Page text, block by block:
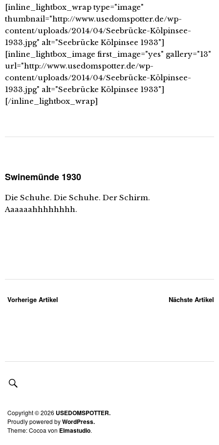
[inline_lightbox_wrap type="image"
thumbnail="http://www.usedomspotter.de/wp-
content/uploads/2014/04/Seebrücke-Kölpinsee-
1933.jpg" alt="Seebrücke Kölpinsee 1933"]
[inline_lightbox_image first_image="yes" gallery="13"
url="http://www.usedomspotter.de/wp-
content/uploads/2014/04/Seebrücke-Kölpinsee-
1933.jpg" alt="Seebrücke Kölpinsee 1933"]
[/inline_lightbox_wrap]
Swinemünde 1930
Die Schuhe. Die Schuhe. Der Schirm.
Aaaaaahhhhhhhh.
Vorherige Artikel Nächste Artikel
Copyright © 2026 USEDOMSPOTTER.
Proudly powered byWordPress.
Theme: Cocoa von Elmastudio.